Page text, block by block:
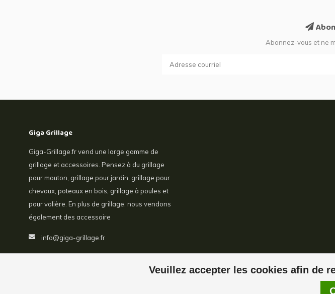
Veuillez accepter les cookies afin de
Abonnez-vous et ne
Giga Grillage
Giga-Grillage.fr vend une large gamme de
grillage et accessoires. Pensez à du grillage
pour mouton, grillage pour jardin, grillage pour
chevaux, poteaux en bois, grillage à poules et
pour volière. En plus de grillage, nous vendons
également des accessoire
info@giga-grillage.fr